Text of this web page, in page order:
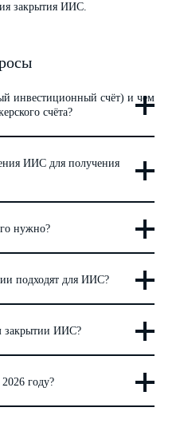
закрытия ИИС.
инвестиционный счёт) и чем
счёта?
ИИС для получения
нужно?
подходят для ИИС?
закрытии ИИС?
году?